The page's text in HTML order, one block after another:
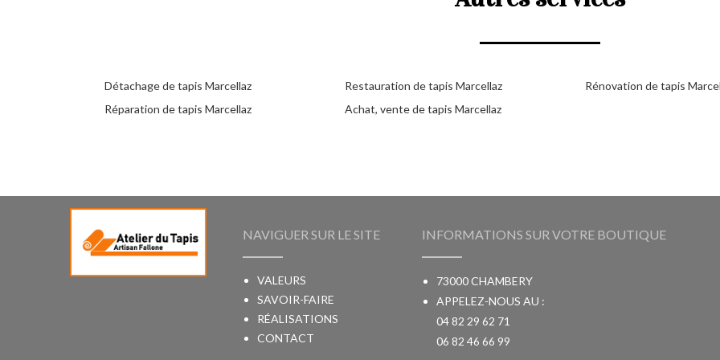
Détachage de tapis Marcellaz
Réparation de tapis Marcellaz
Restauration de tapis Marcellaz
Achat, vente de tapis Marcellaz
Rénovation de tapis
NAVIGUER SUR LE SITE
VALEURS
SAVOIR-FAIRE
RÉALISATIONS
CONTACT
INFORMATIONS SUR VOTRE BOUTIQUE
73000 CHAMBERY
APPELEZ-NOUS AU :
04 82 29 62 71
06 82 46 66 99